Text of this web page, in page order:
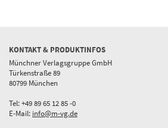
KONTAKT & PRODUKTINFOS
Münchner Verlagsgruppe GmbH
Türkenstraße 89
80799 München
Tel: +49 89 65 12 85 -0
E-Mail: info@m-vg.de